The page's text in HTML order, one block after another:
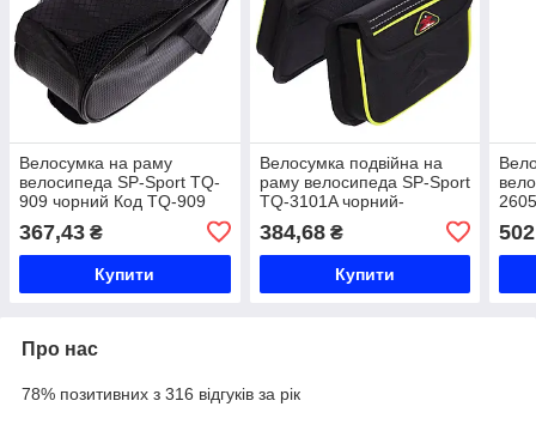
Велосумка на раму
велосипеда SP-Sport TQ-
909 чорний Код TQ-909
367,43 ₴
Купити
Велосумка подвійна на
раму велосипеда SP-Sport
TQ-3101A чорний-
салатовий Код TQ-3101A
384,68₴
Купити
Про нас
78% позитивних з 316 відгуків за рік